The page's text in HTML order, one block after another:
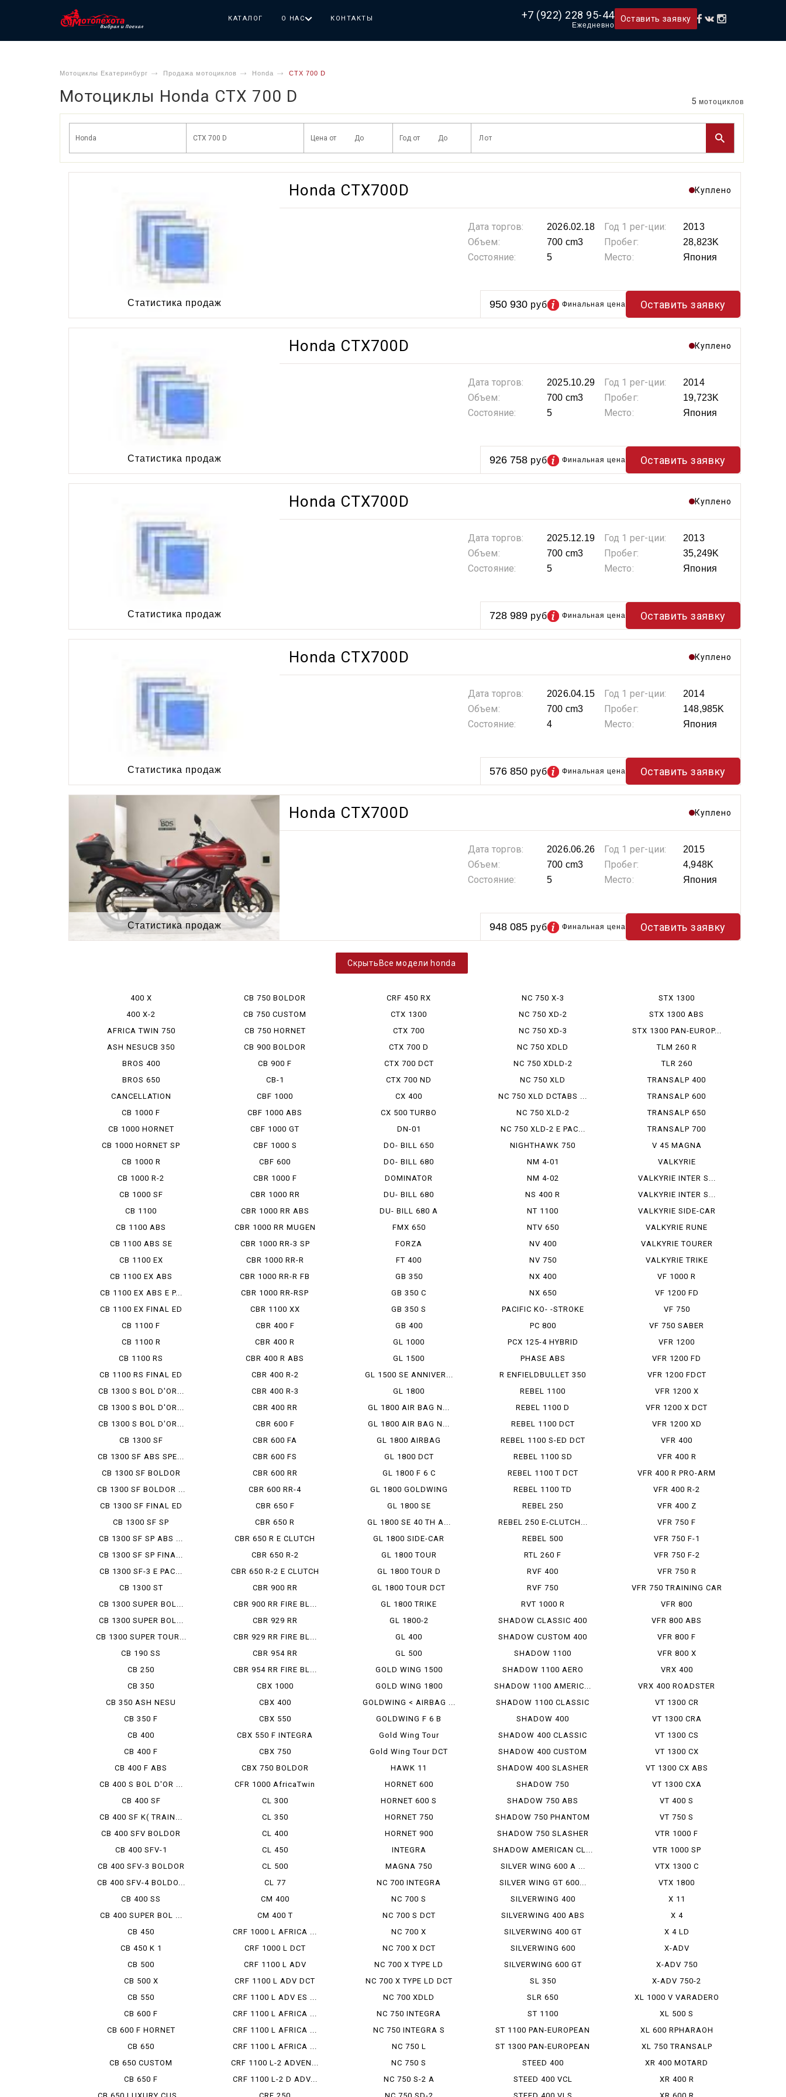
КАТАЛОГ О НАС КОНТАКТЫ +7 (922) 228 95-44
Ежедневно
Оставить заявку
Мотоциклы Екатеринбург Продажа мотоциклов Honda CTX 700 D
Мотоциклы Honda CTX 700 D 5 мотоциклов
Статистика продаж
Honda CTX700D Куплено
Дата торгов: 2026.02.18 Год 1 рег-ции: 2013
Объем: 700 cm3 Пробег: 28,823K
Состояние: 5 Место: Япония
950 930руб Финальная цена Оставить заявку
Статистика продаж
Honda CTX700D Куплено
Дата торгов: 2025.10.29 Год 1 рег-ции: 2014
Объем: 700 cm3 Пробег: 19,723K
Состояние: 5 Место: Япония
926 758руб Финальная цена Оставить заявку
Статистика продаж
Honda CTX700D Куплено
Дата торгов: 2025.12.19 Год 1 рег-ции: 2013
Объем: 700 cm3 Пробег: 35,249K
Состояние: 5 Место: Япония
728 989руб Финальная цена Оставить заявку
Статистика продаж
Honda CTX700D Куплено
Дата торгов: 2026.04.15 Год 1 рег-ции: 2014
Объем: 700 cm3 Пробег: 148,985K
Состояние: 4 Место: Япония
576 850руб Финальная цена Оставить заявку
Статистика продаж
Honda CTX700D Куплено
Дата торгов: 2026.06.26 Год 1 рег-ции: 2015
Объем: 700 cm3 Пробег: 4,948K
Состояние: 5 Место: Япония
948 085руб Финальная цена Оставить заявку
Все модели honda
400 X
400 X-2
AFRICA TWIN 750
ASH NESUCB 350
BROS 400
BROS 650
CANCELLATION
CB 1000 F
CB 1000 HORNET
CB 1000 HORNET SP
CB 1000 R
CB 1000 R-2
CB 1000 SF
CB 1100
CB 1100 ABS
CB 1100 ABS SE
CB 1100 EX
CB 1100 EX ABS
CB 1100 EX ABS E P...
CB 1100 EX FINAL ED
CB 1100 F
CB 1100 R
CB 1100 RS
CB 1100 RS FINAL ED
CB 1300 S BOL D'OR...
CB 1300 S BOL D'OR...
CB 1300 S BOL D'OR...
CB 1300 SF
CB 1300 SF ABS SPE...
CB 1300 SF BOLDOR
CB 1300 SF BOLDOR ...
CB 1300 SF FINAL ED
CB 1300 SF SP
CB 1300 SF SP ABS ...
CB 1300 SF SP FINA...
CB 1300 SF-3 E PAC...
CB 1300 ST
CB 1300 SUPER BOL...
CB 1300 SUPER BOL...
CB 1300 SUPER TOUR...
CB 190 SS
CB 250
CB 350
CB 350 ASH NESU
CB 350 F
CB 400
CB 400 F
CB 400 F ABS
CB 400 S BOL D'OR ...
CB 400 SF
CB 400 SF K( TRAIN...
CB 400 SFV BOLDOR
CB 400 SFV-1
CB 400 SFV-3 BOLDOR
CB 400 SFV-4 BOLDO...
CB 400 SS
CB 400 SUPER BOL ...
CB 450
CB 450 K 1
CB 500
CB 500 X
CB 550
CB 600 F
CB 600 F HORNET
CB 650
CB 650 CUSTOM
CB 650 F
CB 750 BOLDOR
CB 750 CUSTOM
CB 750 HORNET
CB 900 BOLDOR
CB 900 F
CB-1
CBF 1000
CBF 1000 ABS
CBF 1000 GT
CBF 1000 S
CBF 600
CBR 1000 F
CBR 1000 RR
CBR 1000 RR ABS
CBR 1000 RR MUGEN
CBR 1000 RR-3 SP
CBR 1000 RR-R
CBR 1000 RR-R FB
CBR 1000 RR-RSP
CBR 1100 XX
CBR 400 F
CBR 400 R
CBR 400 R ABS
CBR 400 R-2
CBR 400 R-3
CBR 400 RR
CBR 600 F
CBR 600 FA
CBR 600 FS
CBR 600 RR
CBR 600 RR-4
CBR 650 F
CBR 650 R
CBR 650 R E CLUTCH
CBR 650 R-2
CBR 650 R-2 E CLUTCH
CBR 900 RR
CBR 900 RR FIRE BL...
CBR 929 RR
CBR 929 RR FIRE BL...
CBR 954 RR
CBR 954 RR FIRE BL...
CBX 1000
CBX 400
CBX 550
CBX 550 F INTEGRA
CBX 750
CBX 750 BOLDOR
CFR 1000 AfricaTwin
CL 300
CL 350
CL 400
CL 450
CL 500
CL 77
CM 400
CM 400 T
CRF 1000 L AFRICA ...
CRF 1000 L DCT
CRF 1100 L ADV
CRF 1100 L ADV DCT
CRF 1100 L ADV ES ...
CRF 1100 L AFRICA ...
CRF 1100 L AFRICA ...
CRF 1100 L AFRICA ...
CRF 1100 L-2 ADVEN...
CRF 1100 L-2 D ADV...
CRF 450 RX
CTX 1300
CTX 700
CTX 700 D
CTX 700 DCT
CTX 700 ND
CX 400
CX 500 TURBO
DN-01
DO- BILL 650
DO- BILL 680
DOMINATOR
DU- BILL 680
DU- BILL 680 A
FMX 650
FORZA
FT 400
GB 350
GB 350 C
GB 350 S
GB 400
GL 1000
GL 1500
GL 1500 SE ANNIVER...
GL 1800
GL 1800 AIR BAG N...
GL 1800 AIR BAG N...
GL 1800 AIRBAG
GL 1800 DCT
GL 1800 F 6 C
GL 1800 GOLDWING
GL 1800 SE
GL 1800 SE 40 TH A...
GL 1800 SIDE-CAR
GL 1800 TOUR
GL 1800 TOUR D
GL 1800 TOUR DCT
GL 1800 TRIKE
GL 1800-2
GL 400
GL 500
GOLD WING 1500
GOLD WING 1800
GOLDWING < AIRBAG ...
GOLDWING F 6 B
Gold Wing Tour
Gold Wing Tour DCT
HAWK 11
HORNET 600
HORNET 600 S
HORNET 750
HORNET 900
INTEGRA
MAGNA 750
NC 700 INTEGRA
NC 700 S
NC 700 S DCT
NC 700 X
NC 700 X DCT
NC 700 X TYPE LD
NC 700 X TYPE LD DCT
NC 700 XDLD
NC 750 INTEGRA
NC 750 INTEGRA S
NC 750 L
NC 750 S
NC 750 S-2 A
NC 750 X-3
NC 750 XD-2
NC 750 XD-3
NC 750 XDLD
NC 750 XDLD-2
NC 750 XLD
NC 750 XLD DCTABS ...
NC 750 XLD-2
NC 750 XLD-2 E PAC...
NIGHTHAWK 750
NM 4-01
NM 4-02
NS 400 R
NT 1100
NTV 650
NV 400
NV 750
NX 400
NX 650
PACIFIC KO- -STROKE
PC 800
PCX 125-4 HYBRID
PHASE ABS
R ENFIELDBULLET 350
REBEL 1100
REBEL 1100 D
REBEL 1100 DCT
REBEL 1100 S-ED DCT
REBEL 1100 SD
REBEL 1100 T DCT
REBEL 1100 TD
REBEL 250
REBEL 250 E-CLUTCH...
REBEL 500
RTL 260 F
RVF 400
RVF 750
RVT 1000 R
SHADOW CLASSIC 400
SHADOW CUSTOM 400
SHADOW 1100
SHADOW 1100 AERO
SHADOW 1100 AMERIC...
SHADOW 1100 CLASSIC
SHADOW 400
SHADOW 400 CLASSIC
SHADOW 400 CUSTOM
SHADOW 400 SLASHER
SHADOW 750
SHADOW 750 ABS
SHADOW 750 PHANTOM
SHADOW 750 SLASHER
SHADOW AMERICAN CL...
SILVER WING 600 A ...
SILVER WING GT 600...
SILVERWING 400
SILVERWING 400 ABS
SILVERWING 400 GT
SILVERWING 600
SILVERWING 600 GT
SL 350
SLR 650
ST 1100
ST 1100 PAN-EUROPEAN
ST 1300 PAN-EUROPEAN
STEED 400
STEED 400 VCL
STX 1300
STX 1300 ABS
STX 1300 PAN-EUROP...
TLM 260 R
TLR 260
TRANSALP 400
TRANSALP 600
TRANSALP 650
TRANSALP 700
V 45 MAGNA
VALKYRIE
VALKYRIE INTER S...
VALKYRIE INTER S...
VALKYRIE SIDE-CAR
VALKYRIE RUNE
VALKYRIE TOURER
VALKYRIE TRIKE
VF 1000 R
VF 1200 FD
VF 750
VF 750 SABER
VFR 1200
VFR 1200 FD
VFR 1200 FDCT
VFR 1200 X
VFR 1200 X DCT
VFR 1200 XD
VFR 400
VFR 400 R
VFR 400 R PRO-ARM
VFR 400 R-2
VFR 400 Z
VFR 750 F
VFR 750 F-1
VFR 750 F-2
VFR 750 R
VFR 750 TRAINING CAR
VFR 800
VFR 800 ABS
VFR 800 F
VFR 800 X
VRX 400
VRX 400 ROADSTER
VT 1300 CR
VT 1300 CRA
VT 1300 CS
VT 1300 CX
VT 1300 CX ABS
VT 1300 CXA
VT 400 S
VT 750 S
VTR 1000 F
VTR 1000 SP
VTX 1300 C
VTX 1800
X 11
X 4
X 4 LD
X-ADV
X-ADV 750
X-ADV 750-2
XL 1000 V VARADERO
XL 500 S
XL 600 RPHARAOH
XL 750 TRANSALP
XR 400 MOTARD
XR 400 R